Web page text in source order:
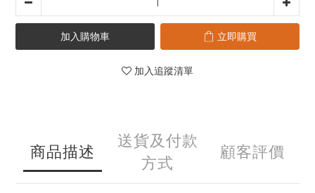
加入購物車 立即購買
加入追蹤清單
商品描述
送貨及付款
方式
顧客評價